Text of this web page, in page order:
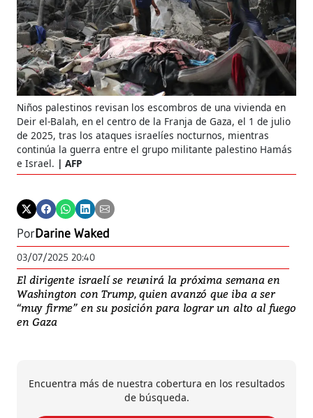
Niños palestinos revisan los escombros de una vivienda en
Deir el-Balah, en el centro de la Franja de Gaza, el 1 de julio
de 2025, tras los ataques israelíes nocturnos, mientras
continúa la guerra entre el grupo militante palestino Hamás
e Israel.
AFP
PorDarine Waked
03/07/2025 20:40
El dirigente israelí se reunirá la próxima semana en
Washington con Trump, quien avanzó que iba a ser
“muy firme” en su posición para lograr un alto al fuego
en Gaza
Encuentra más de nuestra cobertura en los resultados
de búsqueda.